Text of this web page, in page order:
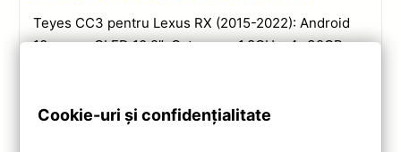
Teyes CC3 pentru Lexus RX (2015-2022): Android
10, ecran QLED 10.2″, Octa-core 1.8GHz, 4+32GB,
Cookie-uri și confidențialitate